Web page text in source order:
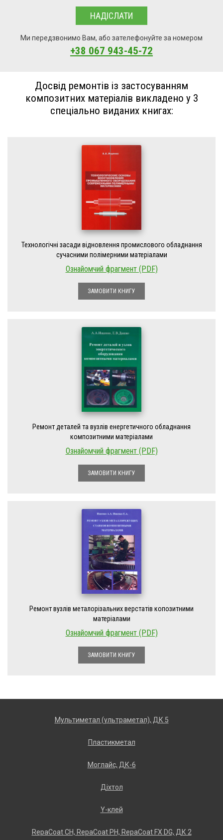
НАДІСЛАТИ
Ми передзвонимо Вам, або зателефонуйте за номером
+38 067 943-45-72
Досвід ремонтів із застосуванням
композитних матеріалів викладено у 3
спеціально виданих книгах:
Технологічні засади відновлення промислового обладнання
сучасними полімерними матеріалами
Ознайомчий фрагмент (PDF)
ЗАМОВИТИ КНИГУ
Ремонт деталей та вузлів енергетичного обладнання
композитними матеріалами
Ознайомчий фрагмент (PDF)
ЗАМОВИТИ КНИГУ
Ремонт вузлів металорізальних верстатів копозитними
матеріалами
Ознайомчий фрагмент (PDF)
ЗАМОВИТИ КНИГУ
Мультиметал (ультраметал), ДК 5
Пластикметал
Моглайс, ДК-6
Діхтол
Y-клей
RеpаCоаt CH, RеpаCоаt РH, RеpаCоаt FХ DG, ДК 2